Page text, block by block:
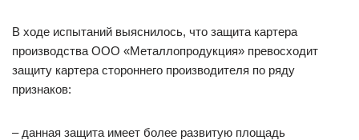
В ходе испытаний выяснилось, что защита картера
производства ООО «Металлопродукция» превосходит
защиту картера стороннего производителя по ряду
признаков:
– данная защита имеет более развитую площадь